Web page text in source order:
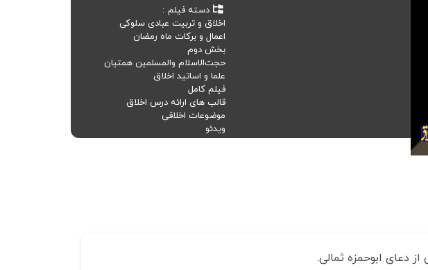
دسته فیلم
اخلاق و تربیت عبادی سلوکی
اعمال و برکات ماه رمضان
بخش دوم
حجت‌الاسلام والمسلمین همتیان
علما و اساتید اخلاق
فیلم کامل
قالب های ارائه درس اخلاق
موضوعات اخلاقی
ویدئو
دعای ابوحمزه ثمالی.